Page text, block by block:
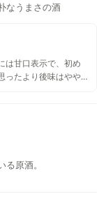
なうまさの酒
は甘口表示で、初め
ったより後味はやや
原酒。